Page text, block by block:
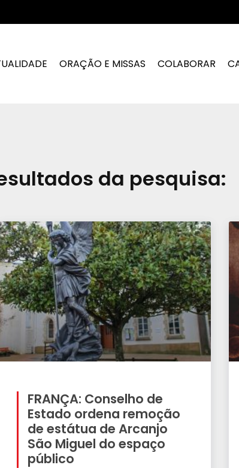
ORAÇÃO E MISSAS COLABORAR
da pesquisa:
FRANÇA: Conselho de
Estado ordena remoção
de estátua de Arcanjo
São Miguel do espaço
público